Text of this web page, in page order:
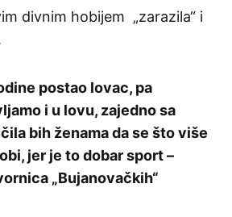
divnim hobijem „zarazila“ i
postao lovac, pa
i u lovu, zajedno sa
bih ženama da se što više
jer je to dobar sport –
„Bujanovačkih“